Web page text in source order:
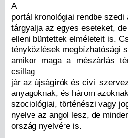
A
portál kronológiai rendbe
tárgyalja az egyes eseteket,
elleni büntettek elméleteit is.
tényközlések megbízhatósági
amikor maga a mészárlás
csillag
jár az újságírók és civil
anyagoknak, és három
szociológiai, történészi vagy
nyelve az angol lesz, de
ország nyelvére is.